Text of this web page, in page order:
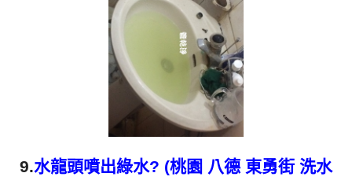
透過空氣與水混合，產生阻力，這時高周波就會把生
物膜...
9.水龍頭噴出綠水? (桃園 八德 東勇街 洗水